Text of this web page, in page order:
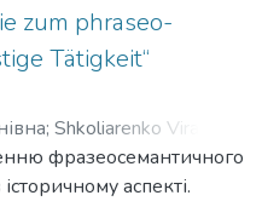
zum phraseo-
Tätigkeit“
; Shkoliarenko Vira
фразеосемантичного
аспекті.